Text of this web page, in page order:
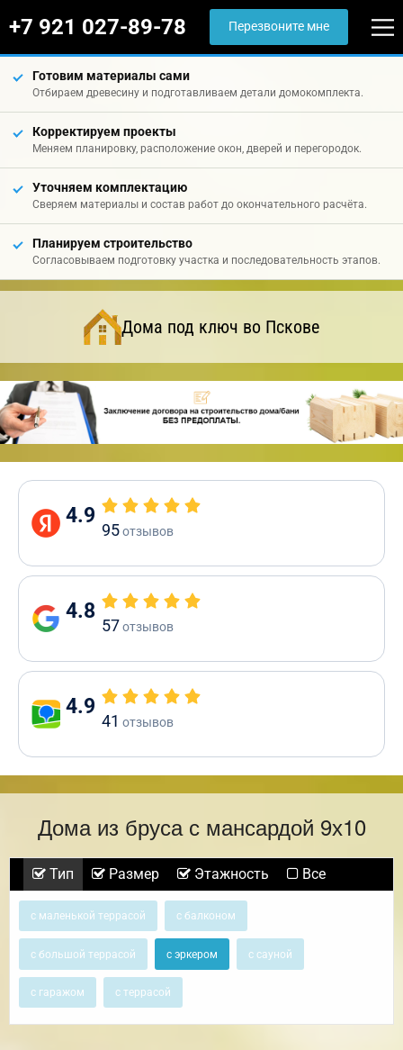
+7 921 027-89-78 Перезвоните мне
Готовим материалы сами
Отбираем древесину и подготавливаем детали домокомплекта.
Корректируем проекты
Меняем планировку, расположение окон, дверей и перегородок.
Уточняем комплектацию
Сверяем материалы и состав работ до окончательного расчёта.
Планируем строительство
Согласовываем подготовку участка и последовательность этапов.
Дома под ключ во Пскове
4.9
95отзывов
4.8
57отзывов
4.9
41 отзывов
Дома из бруса с мансардой 9х10
Тип Размер Этажность Все
с маленькой террасой с балконом
с большой террасой с эркером с сауной
с гаражом с террасой